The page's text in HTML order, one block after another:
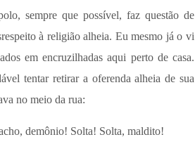
sempre que possível, faz questão de
à religião alheia. Eu mesmo já o vi
em encruzilhadas aqui perto de casa.
tentar retirar a oferenda alheia de sua
no meio da rua:
demônio! Solta! Solta, maldito!